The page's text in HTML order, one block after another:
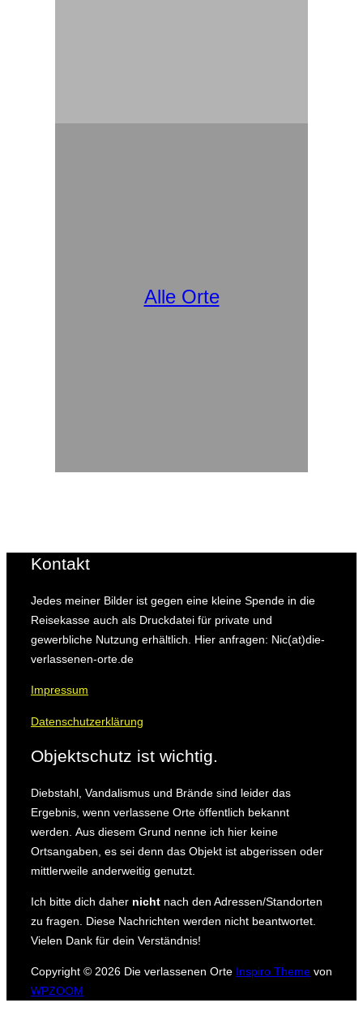
Alle Orte
Kontakt
Jedes meiner Bilder ist gegen eine kleine Spende in die
Reisekasse auch als Druckdatei für private und
gewerbliche Nutzung erhältlich. Hier anfragen: Nic(at)die-
verlassenen-orte.de
Impressum
Datenschutzerklärung
Objektschutz ist wichtig.
Diebstahl, Vandalismus und Brände sind leider das
Ergebnis, wenn verlassene Orte öffentlich bekannt
werden. Aus diesem Grund nenne ich hier keine
Ortsangaben, es sei denn das Objekt ist abgerissen oder
mittlerweile anderweitig genutzt.
Ich bitte dich daher nicht nach den Adressen/Standorten
zu fragen.
Diese Nachrichten werden nicht beantwortet.
Vielen Dank für dein Verständnis!
Copyright © 2026 Die verlassenen Orte Inspiro Theme von
WPZOOM